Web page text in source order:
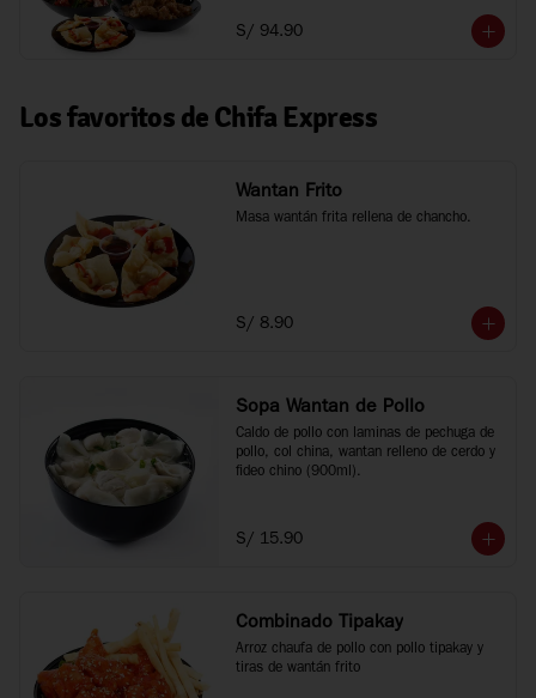
*Imágenes referenciales
S/ 94.90
Los favoritos de Chifa Express
Wantan Frito
Masa wantán frita rellena de chancho.
S/ 8.90
Sopa Wantan de Pollo
Caldo de pollo con laminas de pechuga de
pollo, col china, wantan relleno de cerdo y
fideo chino (900ml).
S/ 15.90
Combinado Tipakay
Arroz chaufa de pollo con pollo tipakay y
tiras de wantán frito